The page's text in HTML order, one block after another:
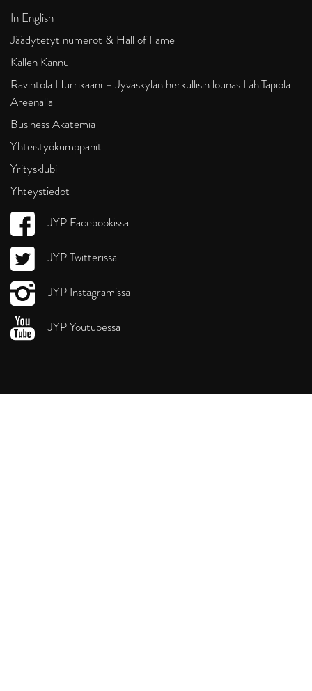
In English
Jäädytetyt numerot & Hall of Fame
Kallen Kannu
Ravintola Hurrikaani – Jyväskylän herkullisin lounas LähiTapiola
Areenalla
Business Akatemia
Yhteistyökumppanit
Yritysklubi
Yhteystiedot
JYP Facebookissa
JYP Twitterissä
JYP Instagramissa
JYP Youtubessa